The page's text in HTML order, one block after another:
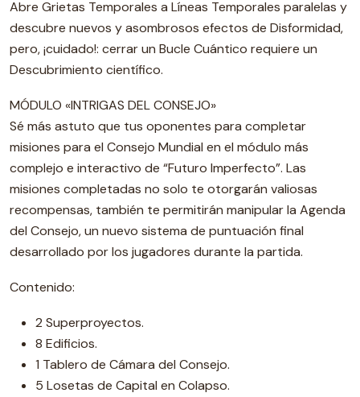
Abre Grietas Temporales a Líneas Temporales paralelas y
descubre nuevos y asombrosos efectos de Disformidad,
pero, ¡cuidado!: cerrar un Bucle Cuántico requiere un
Descubrimiento científico.
MÓDULO «INTRIGAS DEL CONSEJO»
Sé más astuto que tus oponentes para completar
misiones para el Consejo Mundial en el módulo más
complejo e interactivo de “Futuro Imperfecto”. Las
misiones completadas no solo te otorgarán valiosas
recompensas, también te permitirán manipular la Agenda
del Consejo, un nuevo sistema de puntuación final
desarrollado por los jugadores durante la partida.
Contenido:
2 Superproyectos.
8 Edificios.
1 Tablero de Cámara del Consejo.
5 Losetas de Capital en Colapso.